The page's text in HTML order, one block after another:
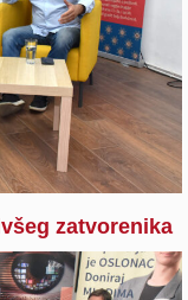
zatvorenika